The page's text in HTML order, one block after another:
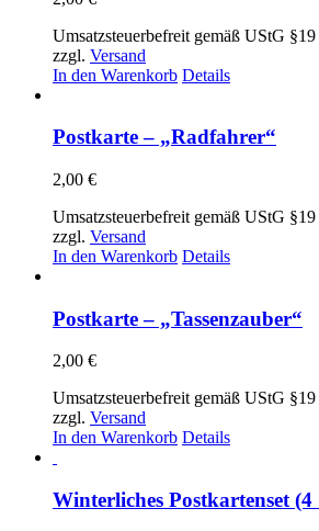
Optionen
können
auf
der
gewählt
werden
Umsatzsteuerbefreit gemäß UStG §19
zzgl. Versand
In den Warenkorb Details
Postkarte – „Radfahrer“
2,00 €
Umsatzsteuerbefreit gemäß UStG §19
zzgl. Versand
In den Warenkorb Details
Postkarte – „Tassenzauber“
2,00 €
Umsatzsteuerbefreit gemäß UStG §19
zzgl. Versand
In den Warenkorb Details
Winterliches Postkartenset (4